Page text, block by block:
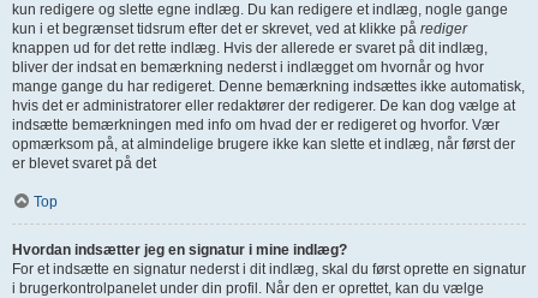
kun redigere og slette egne indlæg. Du kan redigere et indlæg, nogle gange
kun i et begrænset tidsrum efter det er skrevet, ved at klikke på rediger
knappen ud for det rette indlæg. Hvis der allerede er svaret på dit indlæg,
bliver der indsat en bemærkning nederst i indlægget om hvornår og hvor
mange gange du har redigeret. Denne bemærkning indsættes ikke automatisk,
hvis det er administratorer eller redaktører der redigerer. De kan dog vælge at
indsætte bemærkningen med info om hvad der er redigeret og hvorfor. Vær
opmærksom på, at almindelige brugere ikke kan slette et indlæg, når først der
er blevet svaret på det
Top
Hvordan indsætter jeg en signatur i mine indlæg?
For et indsætte en signatur nederst i dit indlæg, skal du først oprette en signatur
i brugerkontrolpanelet under din profil. Når den er oprettet, kan du vælge